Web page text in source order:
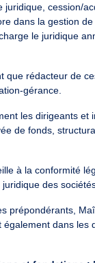
juridique , cession/
dans la gestion
le juridique
que rédacteur de
gérance.
les dirigeants et
de fonds,
à la conformité
des
prépondérants,
également dans les